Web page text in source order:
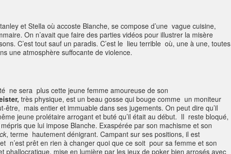
et Stella où accoste Blanche, se compose d’une vague cuisine,
On n’avait que faire des parties vidéos pour illustrer la misère
C’est tout sauf un paradis. C’est le lieu terrible où, une à une, toutes
une atmosphère suffocante de violence.
ne sera plus cette jeune femme amoureuse de son
très physique, est un beau gosse qui bouge comme un moniteur
être, mais entier et immuable dans ses jugements. On peut dire qu’il
jeune prolétaire arrogant et buté qu’il était au début. Il reste bloqué,
que lui impose Blanche. Exaspérée par son machisme et son
, terme hautement dénigrant. Campant sur ses positions, il est
n’est prêt en rien à changer quoi que ce soit pour sa femme et son
mise en lumière par les jeux de poker bien arrosés avec